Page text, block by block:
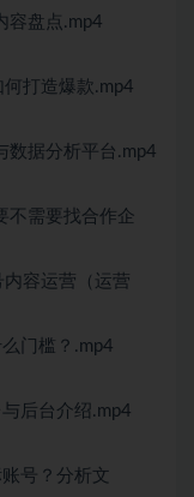
容盘点.mp4
打造爆款.mp4
数据分析平台.mp4
不需要找合作企
容运营（运营
门槛？.mp4
后台介绍.mp4
号？分析文